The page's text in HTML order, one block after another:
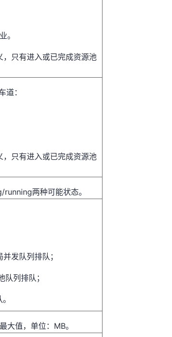
。
只有进入或已完成资源池
道：
只有进入或已完成资源池
两种可能状态。
发队列排队；
列排队；
大值，单位：MB。